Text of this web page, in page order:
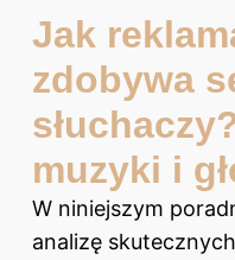
Jak
zdobywa
muzyki i
W niniejszym
analizę